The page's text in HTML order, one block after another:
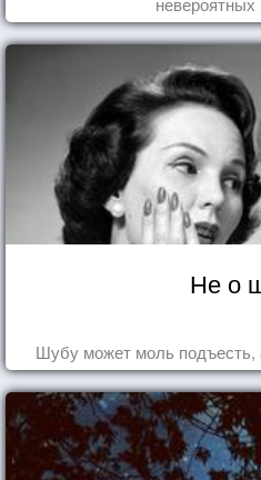
Не о
Шубу может моль подъесть,